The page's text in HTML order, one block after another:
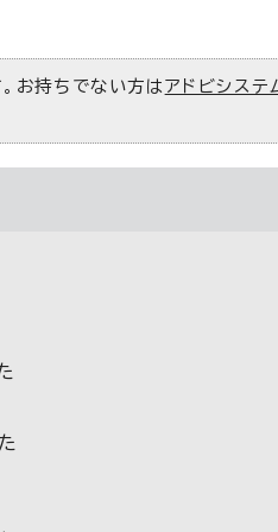
お持ちでない方は アドビシステ